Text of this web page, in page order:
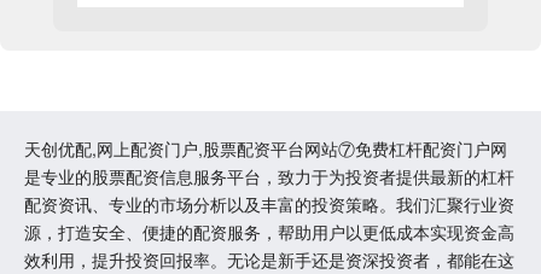
天创优配,网上配资门户,股票配资平台网站⑦免费杠杆配资门户网
是专业的股票配资信息服务平台，致力于为投资者提供最新的杠杆
配资资讯、专业的市场分析以及丰富的投资策略。我们汇聚行业资
源，打造安全、便捷的配资服务，帮助用户以更低成本实现资金高
效利用，提升投资回报率。无论是新手还是资深投资者，都能在这